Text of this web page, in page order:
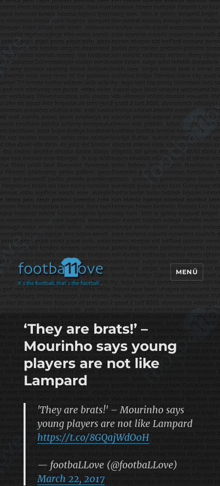
footbaLLove
MENÜ
‘They are brats!’ –
Mourinho says young
players are not like
Lampard
'They are brats!' – Mourinho says
young players are not like Lampard
https://t.co/8GQajWdO0H
— footbaLLove (@footbaLLove)
March 22, 2017